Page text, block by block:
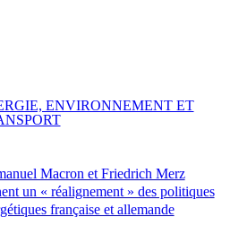
Macron et Friedrich Merz
un « réalignement » des politiques
française et allemande
ENVIRONNEMENT ET